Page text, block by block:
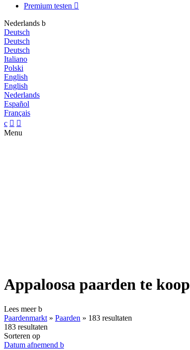
Premium testen 
Nederlands b
Deutsch
Deutsch
Deutsch
Italiano
Polski
English
English
Nederlands
Español
Français
c  
Menu
Appaloosa paarden te koop
Lees meerb
Paardenmarkt » Paarden » 183 resultaten
183 resultaten
Sorteren op
Datum afnemend b